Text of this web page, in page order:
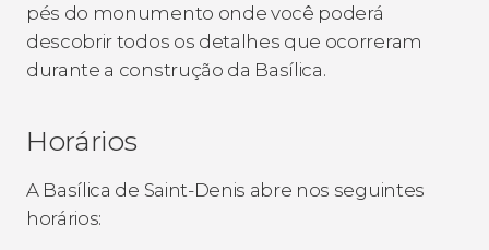
pés do monumento onde você poderá
descobrir todos os detalhes que ocorreram
durante a construção da Basílica.
Horários
A Basílica de Saint-Denis abre nos seguintes
horários: